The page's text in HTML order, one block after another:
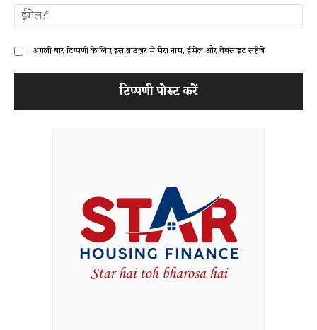
अगली बार टिप्पणी के लिए इस ब्राउज़र में मेरा नाम, ईमेल और वेबसाइट सहेजें